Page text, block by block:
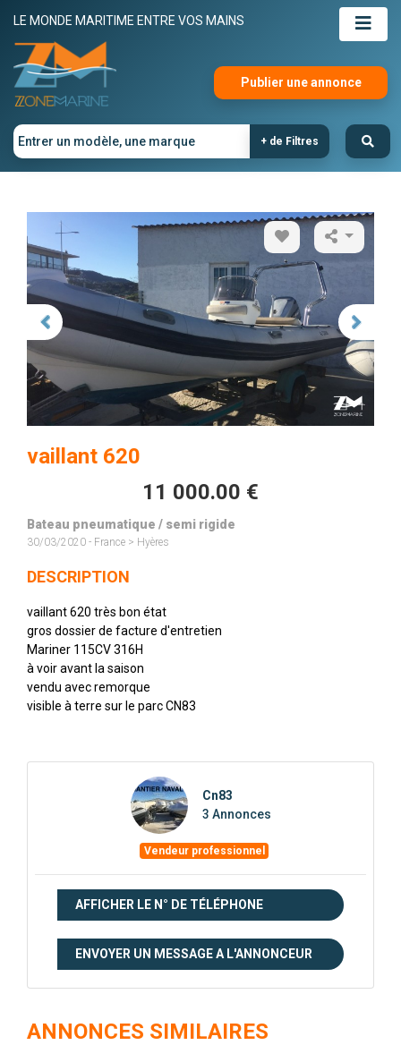
LE MONDE MARITIME ENTRE VOS MAINS
Publier une annonce
+ de Filtres
vaillant 620
11 000.00 €
Bateau pneumatique / semi rigide
30/03/2020 - France > Hyères
DESCRIPTION
vaillant 620 très bon état
gros dossier de facture d'entretien
Mariner 115CV 316H
à voir avant la saison
vendu avec remorque
visible à terre sur le parc CN83
Cn83
3 Annonces
Vendeur professionnel
AFFICHER LE N° DE TÉLÉPHONE
ENVOYER UN MESSAGE A L'ANNONCEUR
ANNONCES SIMILAIRES